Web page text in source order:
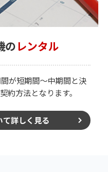
のレンタル
が短期間～中期間と決
約方法となります。
て詳しく見る